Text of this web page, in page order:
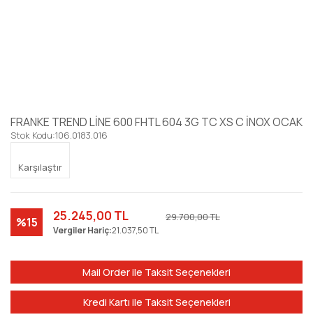
FRANKE TREND LİNE 600 FHTL 604 3G TC XS C İNOX OCAK
Stok Kodu:106.0183.016
Karşılaştır
%15 25.245,00 TL
Vergiler Hariç:21.037,50 TL
29.700,00 TL
Mail Order ile Taksit Seçenekleri
Kredi Kartı ile Taksit Seçenekleri